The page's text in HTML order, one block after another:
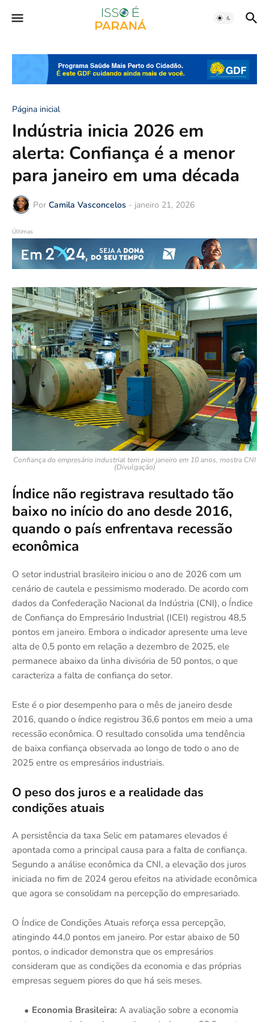
Página inicial
Indústria inicia 2026 em
alerta: Confiança é a menor
para janeiro em uma década
Por Camila Vasconcelos - janeiro 21, 2026
Últimas
Confiança do empresário industrial tem pior janeiro em 10 anos, mostra CNI
(Divulgação)
Índice não registrava resultado tão
baixo no início do ano desde 2016,
quando o país enfrentava recessão
econômica
O setor industrial brasileiro iniciou o ano de 2026 com um
cenário de cautela e pessimismo moderado. De acordo com
dados da Confederação Nacional da Indústria (CNI), o Índice
de Confiança do Empresário Industrial (ICEI) registrou 48,5
pontos em janeiro. Embora o indicador apresente uma leve
alta de 0,5 ponto em relação a dezembro de 2025, ele
permanece abaixo da linha divisória de 50 pontos, o que
caracteriza a falta de confiança do setor.
Este é o pior desempenho para o mês de janeiro desde
2016, quando o índice registrou 36,6 pontos em meio a uma
recessão econômica. O resultado consolida uma tendência
de baixa confiança observada ao longo de todo o ano de
2025 entre os empresários industriais.
O peso dos juros e a realidade das
condições atuais
A persistência da taxa Selic em patamares elevados é
apontada como a principal causa para a falta de confiança.
Segundo a análise econômica da CNI, a elevação dos juros
iniciada no fim de 2024 gerou efeitos na atividade econômica
que agora se consolidam na percepção do empresariado.
O Índice de Condições Atuais reforça essa percepção,
atingindo 44,0 pontos em janeiro. Por estar abaixo de 50
pontos, o indicador demonstra que os empresários
consideram que as condições da economia e das próprias
empresas seguem piores do que há seis meses.
Economia Brasileira: A avaliação sobre a economia